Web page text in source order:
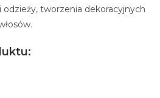
odzieży, tworzenia dekoracyjnych